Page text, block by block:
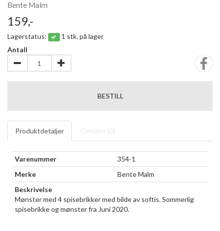
Bente Malm
159,-
Lagerstatus:
1 stk. på lager
Antall
BESTILL
Produktdetaljer Omtaler (0)
Varenummer
354-1
Merke
Bente Malm
Beskrivelse
Mønster med 4 spisebrikker med bilde av softis. Sommerlig
spisebrikke og mønster fra Juni 2020.